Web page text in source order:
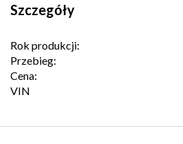
Szczegóły
Rok produkcji:
Przebieg:
Cena:
VIN